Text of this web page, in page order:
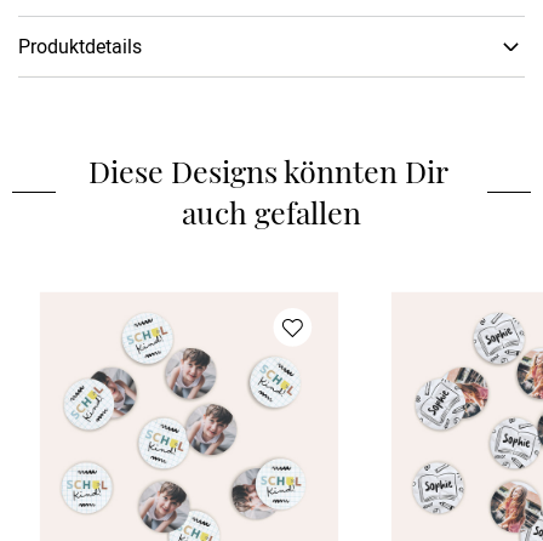
Produktdetails
Diese Designs könnten Dir
auch gefallen